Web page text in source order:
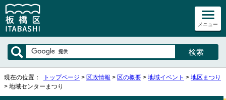
メニュー
現在の位置： トップページ > 区政情報 > 区の概要 > 地域イベント > 地区まつり
> 地域センターまつり